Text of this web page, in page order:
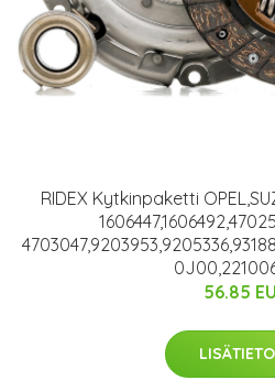
RIDEX Kytkinpaketti
56.85